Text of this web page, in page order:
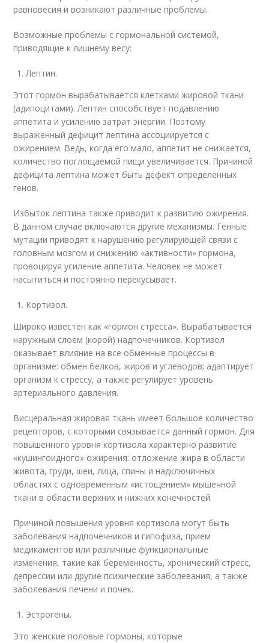
равновесия и возникают различные проблемы.
Возможные проблемы с гормональной системой,
приводящие к лишнему весу:
Лептин.
Этот гормон вырабатывается клетками жировой ткани
(адипоцитами). Лептин способствует подавлению
аппетита и усилению затрат энергии. Поэтому
выраженный дефицит лептина ассоциируется с
ожирением. Ведь, когда его мало, аппетит не снижается,
количество поглощаемой пищи увеличивается. Причиной
дефицита лептина может быть дефект определенных
генов.
Избыток лептина также приводит к развитию ожирения.
В данном случае включаются другие механизмы. Генные
мутации приводят к нарушению регулирующей связи с
головным мозгом и снижению «активности» гормона,
провоцируя усиление аппетита. Человек не может
насытиться и постоянно перекусывает.
Кортизол.
Широко известен как «гормон стресса». Вырабатывается
наружным слоем (корой) надпочечников. Кортизол
оказывает влияние на все обменные процессы в
организме: обмен белков, жиров и углеводов; адаптирует
организм к стрессу, а также регулирует уровень
артериального давления.
Висцеральная жировая ткань имеет большое количество
рецепторов, с которыми связывается данный гормон. Для
повышенного уровня кортизола характерно развитие
«кушингоидного» ожирения: отложение жира в области
живота, груди, шеи, лица, спины и надключичных
областях с одновременным «истощением» мышечной
ткани в области верхних и нижних конечностей.
Причиной повышения уровня кортизола могут быть
заболевания надпочечников и гипофиза, прием
медикаментов или различные функциональные
изменения, такие как беременность, хронический стресс,
депрессии или другие психические заболевания, а также
заболевания печени и почек.
Эстрогены.
Это женские половые гормоны, которые